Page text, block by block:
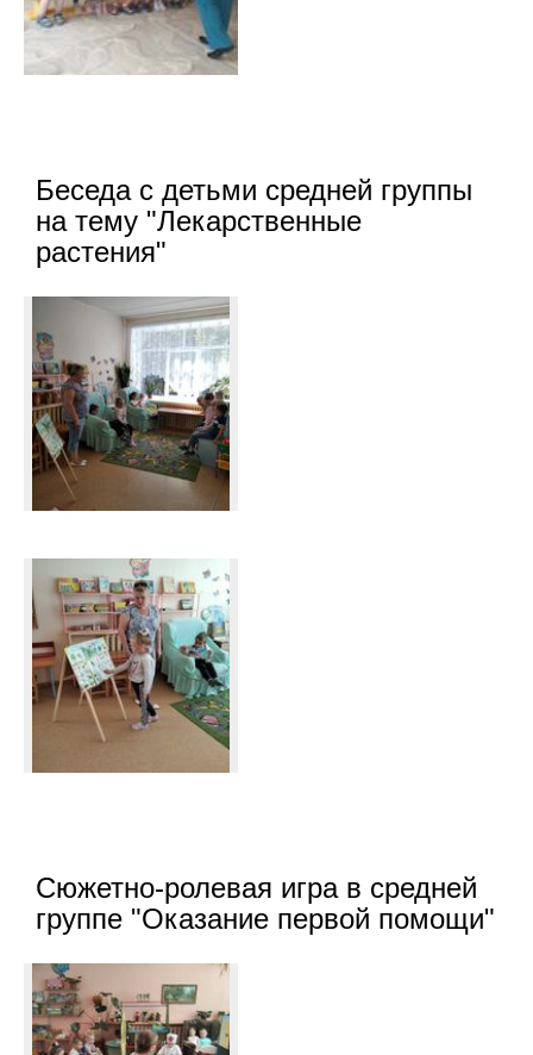
Беседа с детьми средней группы
на тему "Лекарственные
растения"
Сюжетно-ролевая игра в средней
группе "Оказание первой помощи"